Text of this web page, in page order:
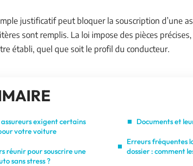
justificatif peut bloquer la souscription d’une
sont remplis. La loi impose des pièces
établi, quel que soit le profil du conducteur.
assureurs exigent certains
votre voiture
réunir pour souscrire une
sans stress ?
Documents et
Erreurs fréquentes
dossier : comment